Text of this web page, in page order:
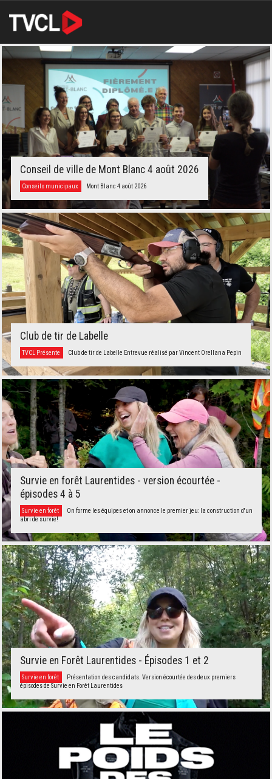
Conseil de ville de Mont Blanc 4 août 2026
Conseils municipaux Mont Blanc 4 août 2026
Club de tir de Labelle
TVCL Présente Club de tir de Labelle Entrevue réalisé par Vincent Orellana Pepin
Survie en forêt Laurentides - version écourtée -
épisodes 4 à 5
Survie en forêt
On forme les équipes et on annonce le premier jeu: la construction d'un
abri de survie!
Survie en Forêt Laurentides - Épisodes 1 et 2
Survie en forêt
Présentation des candidats. Version écourtée des deux premiers
épisodes de Survie en Forêt Laurentides